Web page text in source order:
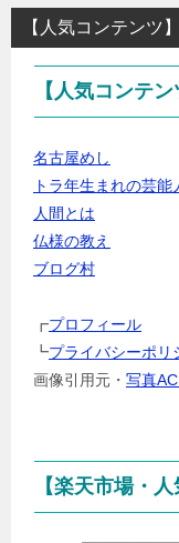
る
カ
テ
リ
ー・
ル
択
【人気コンテンツ】
【人気コンテン
名古屋めし
トラ年生まれの芸能
人間とは
仏様の教え
ブログ村
┏プロフィール
┗プライバシーポリ
画像引用元・ 写真
【楽天市場・